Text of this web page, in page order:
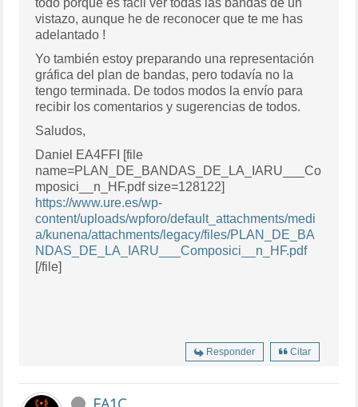
vistazo, aunque he de reconocer que te me has
adelantado !
Yo también estoy preparando una representación
gráfica del plan de bandas, pero todavía no la
tengo terminada. De todos modos la envío para
recibir los comentarios y sugerencias de todos.
Saludos,
Daniel EA4FFI [file
name=PLAN_DE_BANDAS_DE_LA_IARU___Co
mposici__n_HF.pdf size=128122]
https://www.ure.es/wp-
content/uploads/wpforo/default_attachments/medi
a/kunena/attachments/legacy/files/PLAN_DE_BA
NDAS_DE_LA_IARU___Composici__n_HF.pdf
[/file]
Responder Citar